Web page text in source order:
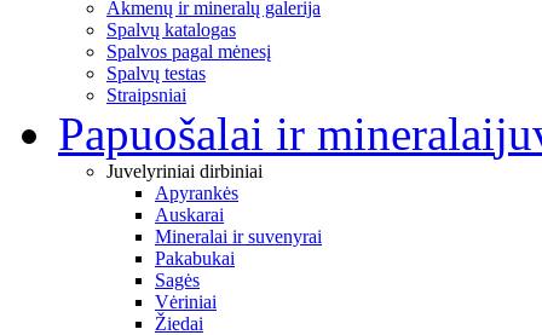
Akmenų ir mineralų galerija
Spalvų katalogas
Spalvos pagal mėnesį
Spalvų testas
Straipsniai
Papuošalai ir mineralai
Juvelyriniai dirbiniai
Apyrankės
Auskarai
Mineralai ir suvenyrai
Pakabukai
Sagės
Vėriniai
Žiedai